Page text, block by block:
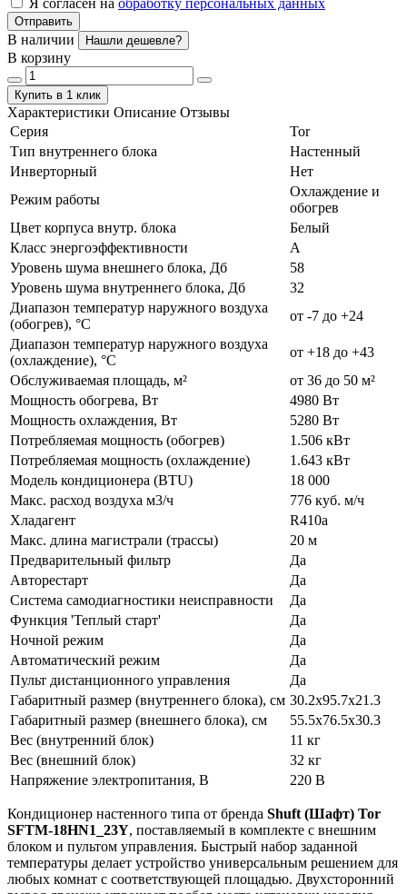
Отправить
В наличии Нашли дешевле?
В корзину
Купить в 1 клик
Характеристики Описание Отзывы
Серия
Tor
Тип внутреннего блока
Настенный
Инверторный
Нет
Режим работы
Охлаждение и
обогрев
Цвет корпуса внутр. блока
Белый
Класс энергоэффективности
А
Уровень шума внешнего блока, Дб
58
Уровень шума внутреннего блока, Дб
32
Диапазон температур наружного воздуха
(обогрев), °C
от -7 до +24
Диапазон температур наружного воздуха
(охлаждение), °C
от +18 до +43
Обслуживаемая площадь, м²
от 36 до 50 м²
Мощность обогрева, Вт
4980 Вт
Мощность охлаждения, Вт
5280 Вт
Потребляемая мощность (обогрев)
1.506 кВт
Потребляемая мощность (охлаждение)
1.643 кВт
Модель кондиционера (BTU)
18 000
Макс. расход воздуха м3/ч
776 куб. м/ч
Хладагент
R410a
Макс. длина магистрали (трассы)
20 м
Предварительный фильтр
Да
Авторестарт
Да
Система самодиагностики неисправности
Да
Функция 'Теплый старт'
Да
Ночной режим
Да
Автоматический режим
Да
Пульт дистанционного управления
Да
Габаритный размер (внутреннего блока), см 30.2x95.7x21.3
Габаритный размер (внешнего блока), см
55.5x76.5x30.3
Вес (внутренний блок)
11 кг
Вес (внешний блок)
32 кг
Напряжение электропитания, В
220 В
Кондиционер настенного типа от бренда Shuft (Шафт) Tor
SFTM-18HN1_23Y, поставляемый в комплекте с внешним
блоком и пультом управления. Быстрый набор заданной
температуры делает устройство универсальным решением для
любых комнат с соответствующей площадью. Двухсторонний